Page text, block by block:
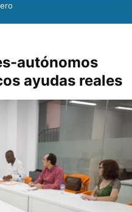
autónomos
ayudas reales